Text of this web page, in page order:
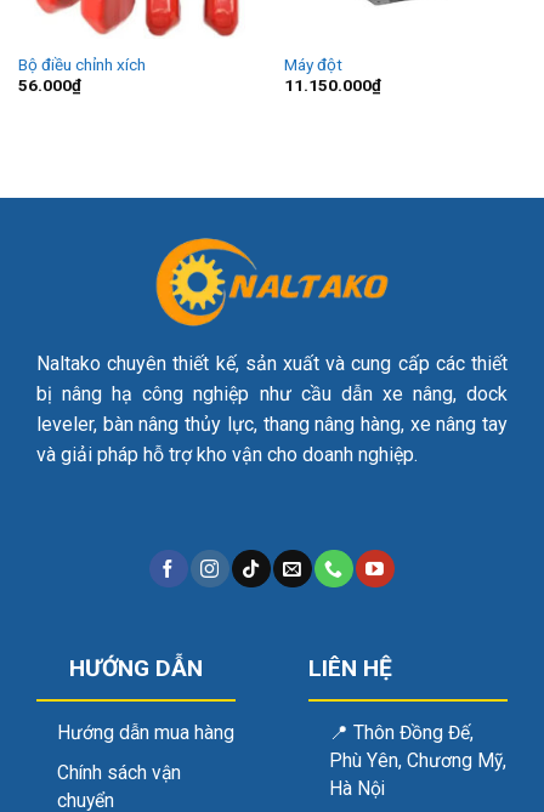
Bộ điều chỉnh xích
56.000₫
Máy đột
11.150.000₫
Naltako chuyên thiết kế, sản xuất và cung cấp các thiết
bị nâng hạ công nghiệp như cầu dẫn xe nâng, dock
leveler, bàn nâng thủy lực, thang nâng hàng, xe nâng tay
và giải pháp hỗ trợ kho vận cho doanh nghiệp.
HƯỚNG DẪN
Hướng dẫn mua hàng
Chính sách vận
chuyển
LIÊN HỆ
📍 Thôn Đồng Đế,
Phù Yên, Chương Mỹ,
Hà Nội